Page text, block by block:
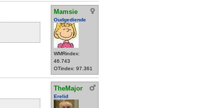
Mamsie
Oudgediende
WMRindex:
46.743
OTindex: 97.361
TheMajor
Erelid